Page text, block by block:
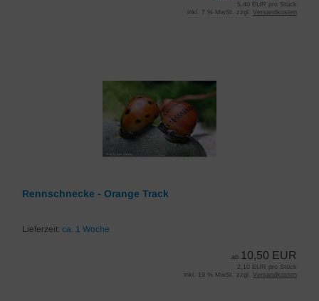
5,40 EUR pro Stück
inkl. 7 % MwSt. zzgl. Versandkosten
Rennschnecke - Orange Track
Lieferzeit: ca. 1 Woche
ab 10,50 EUR
2,10 EUR pro Stück
inkl. 19 % MwSt. zzgl. Versandkosten